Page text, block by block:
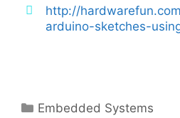
http://
arduino-sketches-
Categories
Embedded Systems